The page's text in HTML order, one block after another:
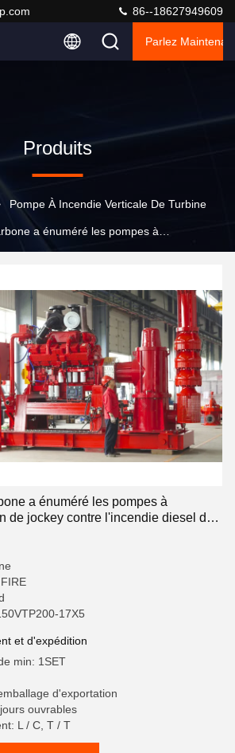
86--18627949609
Parlez
Produits
Pompe À Incendie Verticale De Turbine
a énuméré les pompes à
a énuméré les pompes à
de jockey contre l'incendie diesel de
17X5
et d'expédition
min: 1SET
d'exportation
ouvrables
L / C, T / T